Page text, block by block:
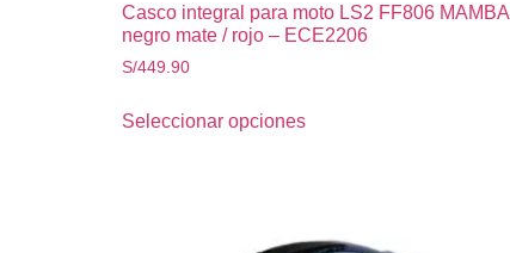
Casco integral para moto LS2 FF806 MAMBA
negro mate / rojo – ECE2206
S/449.90
Seleccionar opciones